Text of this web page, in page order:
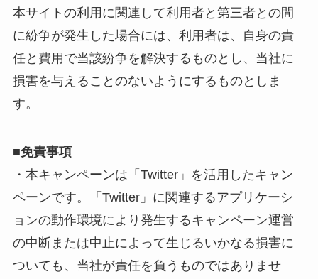
本サイトの利用に関連して利用者と第三者との間
に紛争が発生した場合には、利用者は、自身の責
任と費用で当該紛争を解決するものとし、当社に
損害を与えることのないようにするものとしま
す。
■免責事項
・本キャンペーンは「Twitter」を活用したキャン
ペーンです。「Twitter」に関連するアプリケーシ
ョンの動作環境により発生するキャンペーン運営
の中断または中止によって生じるいかなる損害に
ついても、当社が責任を負うものではありませ